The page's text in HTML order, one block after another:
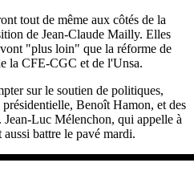
tout de même aux côtés de la
de Jean-Claude Mailly. Elles
"plus loin" que la réforme de
la CFE-CGC et de l'Unsa.
sur le soutien de politiques,
Benoît Hamon, et des
Jean-Luc Mélenchon, qui appelle à
battre le pavé mardi.